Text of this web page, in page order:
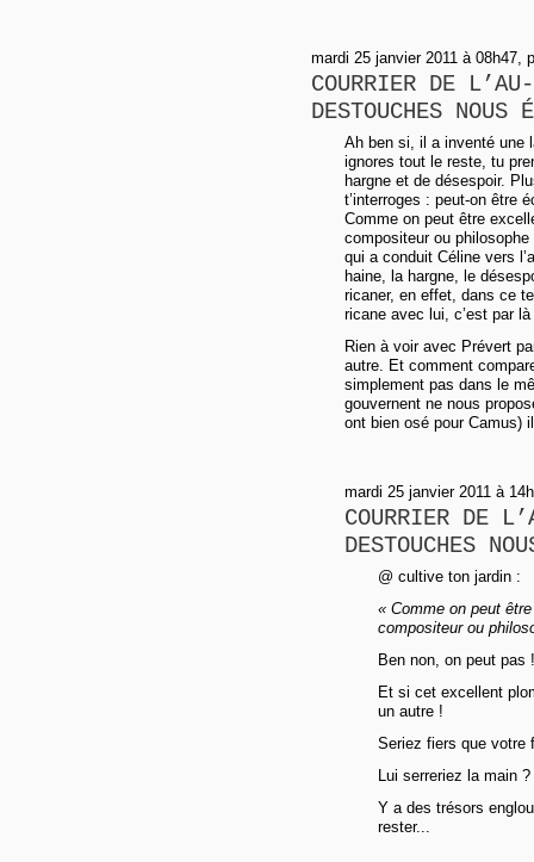
mardi 25 janvier 2011 à 08h47,
COURRIER DE
DESTOUCHES
Ah ben si, il a inventé une
ignores tout le reste, tu
hargne et de désespoir.
t’interroges : peut-on être
Comme on peut être
compositeur ou
qui a conduit Céline vers
haine, la hargne, le
ricaner, en effet, dans ce
ricane avec lui, c’est par
Rien à voir avec Prévert
autre. Et comment
simplement pas dans le
gouvernent ne nous
ont bien osé pour Camus)
mardi 25 janvier 2011 à
COURRIER DE
DESTOUCHES
@ cultive ton jardin :
« Comme on peut
compositeur ou
Ben non, on peut pas !
Et si cet excellent
un autre !
Seriez fiers que votre
Lui serreriez la main
Y a des trésors
rester...